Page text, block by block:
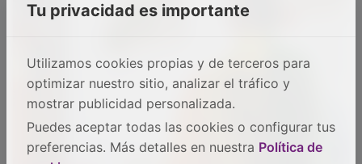
Tu privacidad es importante
Utilizamos cookies propias y de terceros para
optimizar nuestro sitio, analizar el tráfico y
mostrar publicidad personalizada.
Puedes aceptar todas las cookies o configurar tus
preferencias. Más detalles en nuestra Política de